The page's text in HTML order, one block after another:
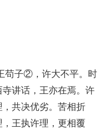
苟子②，许大不平。时
讲话，王亦在焉。许
共决优劣。苦相折
王执许理，更相覆